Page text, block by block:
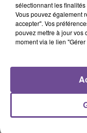
PRÈS DE
sélectionnant les
Vous pouvez également
accepter". Vos
pouvez mettre à jour vos
moment via le lien